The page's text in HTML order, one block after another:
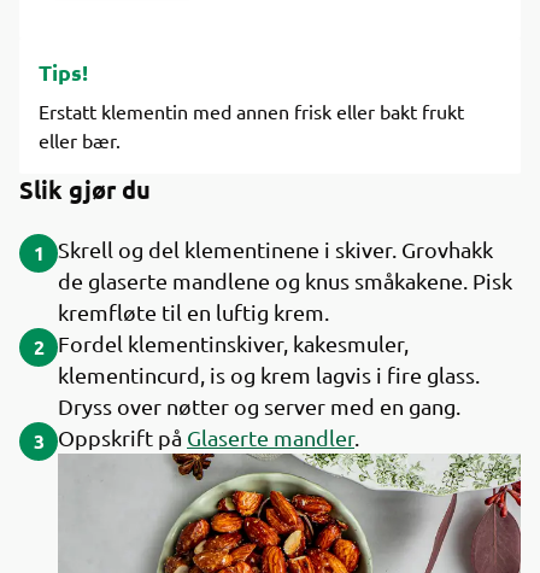
Tips!
Erstatt klementin med annen frisk eller bakt frukt
eller bær.
Slik gjør du
1
Skrell og del klementinene i skiver. Grovhakk
de glaserte mandlene og knus småkakene. Pisk
kremfløte til en luftig krem.
2 Fordel klementinskiver, kakesmuler,
klementincurd, is og krem lagvis i fire glass.
Dryss over nøtter og server med en gang.
3
Oppskrift på Glaserte mandler.